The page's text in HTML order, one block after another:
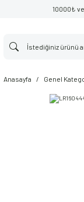
10000₺
Anasayfa Genel